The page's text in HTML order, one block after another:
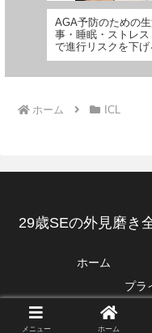
AGA予防のための
事・睡眠・ストレス
で進行リスクを下げ
ホーム ICL
29歳SEの外見磨き
ホーム
プラ
© 2026 29歳SEの外見磨
メニュー ホーム